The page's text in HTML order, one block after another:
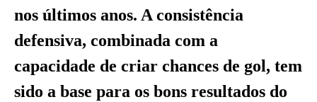
nos últimos anos. A consistência
defensiva, combinada com a
capacidade de criar chances de gol, tem
sido a base para os bons resultados do